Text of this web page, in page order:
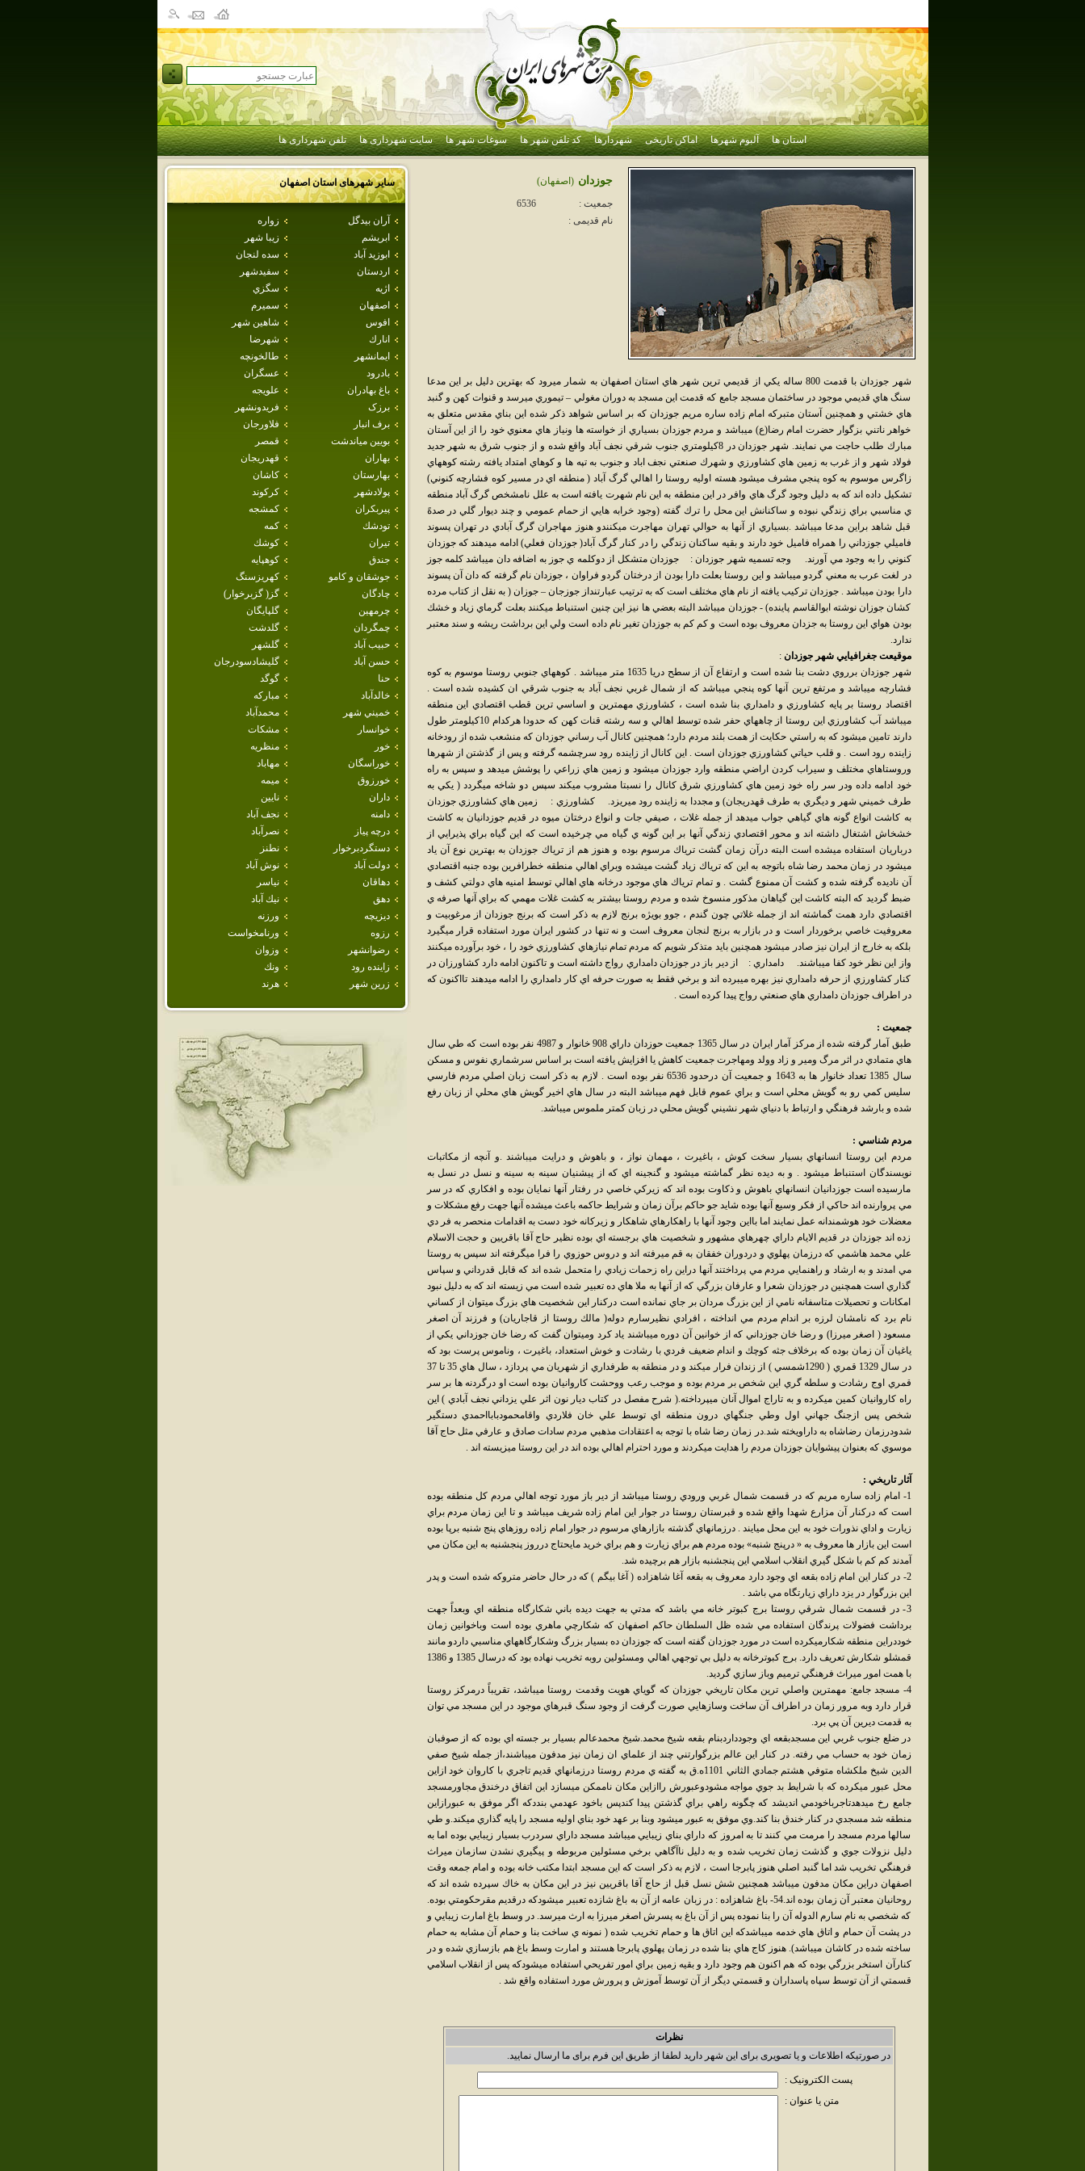
استان ها آلبوم شهرها اماکن تاریخی شهردارها کد تلفن شهر ها سوغات شهر ها سایت شهرداری ها تلفن شهرداری ها
سایر شهرهای استاناصفهان
آران بيدگل
زواره
ابريشم
زيبا شهر
ابوزيد آباد
سده لنجان
اردستان
سفيدشهر
اژيه
سگزي
اصفهان
سميرم
افوس
شاهين شهر
انارك
شهرضا
ايمانشهر
طالخونچه
بادرود
عسگران
باغ بهادران
علويجه
برزک
فريدونشهر
برف انبار
فلاورجان
بويين مياندشت
قمصر
بهاران
قهدريجان
بهارستان
كاشان
پولادشهر
كركوند
پيربكران
كمشجه
تودشك
كمه
تيران
كوشك
جندق
كوهپايه
جوشقان و كامو
كهريزسنگ
چادگان
گز( گزبرخوار)
چرمهين
گلپايگان
چمگردان
گلدشت
حبيب آباد
گلشهر
حسن آباد
گليشادسودرجان
حنا
گوگد
خالدآباد
مباركه
خميني شهر
محمدآباد
خوانسار
مشكات
خور
منظريه
خوراسگان
مهاباد
خورزوق
ميمه
داران
نايين
دامنه
نجف آباد
درچه پياز
نصرآباد
دستگردبرخوار
نطنز
دولت آباد
نوش آباد
دهاقان
نياسر
دهق
نيك آباد
ديزيچه
ورزنه
رزوه
ورنامخواست
رضوانشهر
وزوان
زاينده رود
ونك
زرين شهر
هرند
جوزدان (اصفهان)
جمعیت :
6536
نام قدیمی :
شهر جوزدان با قدمت 800 ساله يكي از قديمي ترين شهر هاي استان اصفهان به شمار ميرود كه بهترين دليل بر اين مدعا
سنگ هاي قديمي موجود در ساختمان مسجد جامع كه قدمت اين مسجد به دوران مغولي – تيموري ميرسد و قنوات كهن و گنبد
هاي خشتي و همچنين آستان متبركه امام زاده ساره مريم جوزدان كه بر اساس شواهد ذكر شده اين بناي مقدس متعلق به
خواهر ناتني بزگوار حضرت امام رضا(ع) ميباشد و مردم جوزدان بسياري از خواسته ها ونياز هاي معنوي خود را از اين آستان
مبارك طلب حاجت مي نمايند. شهر جوزدان در 8كيلومتري جنوب شرقي نجف آباد واقع شده و از جنوب شرق به شهر جديد
فولاد شهر و از غرب به زمين هاي كشاورزي و شهرك صنعتي نجف اباد و جنوب به تپه ها و كوهاي امتداد يافته رشته كوههاي
زاگرس موسوم به كوه پنجي مشرف ميشود هسته اوليه روستا را اهالي گرگ آباد ( منطقه اي در مسير كوه فشارچه كنوني)
تشكيل داده اند كه به دليل وجود گرگ هاي وافر در اين منطقه به اين نام شهرت يافته است به علل نامشخص گرگ آباد منطقه
ي مناسبي براي زندگي نبوده و ساكنانش اين محل را ترك گفته (وجود خرابه هايي از حمام عمومي و چند ديوار گلي در صدهً
قبل شاهد براين مدعا ميباشد .بسياري از آنها به حوالي تهران مهاجرت ميكنندو هنوز مهاجران گرگ آبادي در تهران پسوند
فاميلي جوزداني را همراه فاميل خود دارند و بقيه ساكنان زندگي را در كنار گرگ آباد( جوزدان فعلي) ادامه ميدهند كه جوزدان
كنوني را به وجود مي آورند. وجه تسميه شهر جوزدان : جوزدان متشكل از دوكلمه ي جوز به اضافه دان ميباشد كلمه جوز
در لغت عرب به معني گردو ميباشد و اين روستا بعلت دارا بودن از درختان گردو فراوان ، جوزدان نام گرفته كه دان آن پسوند
دارا بودن ميباشد . جوزدان تركيب يافته از نام هاي مختلف است كه به ترتيب عبارتنداز جوزجان – جوزان ( به نقل از كتاب مرده
كشان جوزان نوشته ابوالقاسم پاينده) - جوزدان ميباشد البته بعضي ها نيز اين چنين استنباط ميكنند بعلت گرماي زياد و خشك
بودن هواي اين روستا به جزدان معروف بوده است و كم كم به جوزدان تغير نام داده است ولي اين برداشت ريشه و سند معتبر
ندارد.
موقيعت جغرافيايي شهر جوزدان:
شهر جوزدان برروي دشت بنا شده است و ارتفاع آن از سطح دريا 1635 متر ميباشد . كوههاي جنوبي روستا موسوم به كوه
فشارچه ميباشد و مرتفع ترين آنها كوه پنجي ميباشد كه از شمال غربي نجف آباد به جنوب شرقي ان كشيده شده است .
اقتصاد روستا بر پايه كشاورزي و دامداري بنا شده است ، كشاورزي مهمترين و اساسي ترين قطب اقتصادي اين منطقه
ميباشد آب كشاورزي اين روستا از چاههاي حفر شده توسط اهالي و سه رشته قنات كهن كه حدودا هركدام 10كيلومتر طول
دارند تامين ميشود كه به راستي حكايت از همت بلند مردم دارد؛ همچنين كانال آب رساني جوزدان كه منشعب شده از رودخانه
زاينده رود است . و قلب حياتي كشاورزي جوزدان است . اين كانال از زاينده رود سرچشمه گرفته و پس از گذشتن از شهرها
وروستاهاي مختلف و سيراب كردن اراضي منطقه وارد جوزدان ميشود و زمين هاي زراعي را پوشش ميدهد و سپس به راه
خود ادامه داده ودر سر راه خود زمين هاي كشاورزي شرق كانال را نسبتا مشروب ميكند سپس دو شاخه ميگردد ( يكي به
طرف خميني شهر و ديگري به طرف قهدريجان) و مجددا به زاينده رود ميريزد. كشاورزي : زمين هاي كشاورزي جوزدان
به كاشت انواع گونه هاي گياهي جواب ميدهد از جمله غلات ، صيفي جات و انواع درختان ميوه در قديم جوزدانيان به كاشت
خشخاش اشتغال داشته اند و محور اقتصادي زندگي آنها بر اين گونه ي گياه مي چرخيده است كه اين گياه براي پذيرايي از
درباريان استفاده ميشده است البته درآن زمان گشت ترياك مرسوم بوده و هنوز هم از ترياك جوزدان به بهترين نوع آن ياد
ميشود در زمان محمد رضا شاه باتوجه به اين كه ترياك زياد گشت ميشده وبراي اهالي منطقه خطرافرين بوده جنبه اقتصادي
آن ناديده گرفته شده و كشت آن ممنوع گشت . و تمام ترياك هاي موجود درخانه هاي اهالي توسط امنيه هاي دولتي كشف و
ضبط گرديد كه البته كاشت اين گياهان مذكور منسوخ شده و مردم روستا بيشتر به كشت غلات مهمي كه براي آنها صرفه ي
اقتصادي دارد همت گماشته اند از جمله غلاتي چون گندم ، جوو بويژه برنج لازم به ذكر است كه برنج جوزدان از مرغوبيت و
معروفيت خاصي برخوردار است و در بازار به برنج لنجان معروف است و نه تنها در كشور ايران مورد استفاده قرار ميگيرد
بلكه به خارج از ايران نيز صادر ميشود همچنين بايد متذكر شويم كه مردم تمام نيازهاي كشاورزي خود را ، خود برآورده ميكنند
واز اين نظر خود كفا ميباشند. دامداري : از دير باز در جوزدان دامداري رواج داشته است و تاكنون ادامه دارد كشاورزان در
كنار كشاورزي از حرفه دامداري نيز بهره ميبرده اند و برخي فقط به صورت حرفه اي كار دامداري را ادامه ميدهند تااكنون كه
در اطراف جوزدان دامداري هاي صنعتي رواج پيدا كرده است .
جمعيت :
طبق آمار گرفته شده از مركز آمار ايران در سال 1365 جمعيت حوزدان داراي 908 خانوار و 4987 نفر بوده است كه طي سال
هاي متمادي در اثر مرگ ومير و زاد وولد ومهاجرت جمعيت كاهش يا افزايش يافته است بر اساس سرشماري نفوس و مسكن
سال 1385 تعداد خانوار ها به 1643 و جمعيت آن درحدود 6536 نفر بوده است . لازم به ذكر است زبان اصلي مردم فارسي
سليس كمي رو به گويش محلي است و براي عموم قابل فهم ميباشد البته در سال هاي اخير گويش هاي محلي از زبان رفع
شده و بارشد فرهنگي و ارتباط با دنياي شهر نشيني گويش محلي در زبان كمتر ملموس ميباشد.
مردم شناسي :
مردم اين روستا انسانهاي بسيار سخت كوش ، باغيرت ، مهمان نواز ، و باهوش و درايت ميباشند .و آنچه از مكاتبات
نويسندگان استنباط ميشود . و به ديده نظر گماشته ميشود و گنجينه اي كه از پيشنيان سينه به سينه و نسل در نسل به
مارسيده است جوزدانيان انسانهاي باهوش و ذكاوت بوده اند كه زيركي خاصي در رفتار آنها نمايان بوده و افكاري كه در سر
مي پروارنده اند حاكي از فكر وسيع آنها بوده شايد جو حاكم برآن زمان و شرايط حاكمه باعث ميشده آنها جهت رفع مشكلات و
معضلات خود هوشمندانه عمل نمايند اما بااين وجود آنها با راهكارهاي شاهكار و زيركانه خود دست به اقدامات منحصر به فر دي
زده اند جوزدان در قديم الايام داراي چهرهاي مشهور و شخصيت هاي برجسته اي بوده نظير حاج آقا باقريين و حجت الاسلام
علي محمد هاشمي كه درزمان پهلوي و دردوران خفقان به قم ميرفته اند و دروس حوزوي را فرا ميگرفته اند سپس به روستا
مي امدند و به ارشاد و راهنمايي مردم مي پرداختند آنها دراين راه زحمات زيادي را متحمل شده اند كه قابل قدرداني و سپاس
گذاري است همچنين در جوزدان شعرا و عارفان بزرگي كه از آنها به ملا هاي ده تعبير شده است مي زيسته اند كه به دليل نبود
امكانات و تحصيلات متاسفانه نامي از اين بزرگ مردان بر جاي نمانده است دركنار اين شخصيت هاي بزرگ ميتوان از كساني
نام برد كه نامشان لرزه بر اندام مردم مي انداخته ، افرادي نظيرسارم دوله( مالك روستا از قاجاريان) و فرزند آن اصغر
مسعود ( اصغر ميرزا) و رضا خان جوزداني كه از خوانين آن دوره ميباشند ياد كرد وميتوان گفت كه رضا خان جوزداني يكي از
ياغيان آن زمان بوده كه برخلاف جثه كوچك و اندام ضعيف فردي با رشادت و خوش استعداد، باغيرت ، وناموس پرست بود كه
در سال 1329 قمري ( 1290شمسي ) از زندان فرار ميكند و در منطقه به طرفداري از شهريان مي پردازد ، سال هاي 35 تا 37
قمري اوج رشادت و سلطه گري اين شخص بر مردم بوده و موجب رعب ووحشت كاروانيان بوده است او درگردنه ها بر سر
راه كاروانيان كمين ميكرده و به تاراج اموال آنان ميپرداخته.( شرح مفصل در كتاب ديار نون اثر علي يزداني نجف آبادي ) اين
شخص پس ازجنگ جهاني اول وطي جنگهاي درون منطقه اي توسط علي خان فلاردي واقامحمودبابااحمدي دستگير
شدودرزمان رضاشاه به داراويخته شد.در زمان رضا شاه با توجه به اعتقادات مذهبي مردم سادات صادق و عارفي مثل حاج آقا
موسوي كه بعنوان پيشوايان جوزدان مردم را هدايت ميكردند و مورد احترام اهالي بوده اند در اين روستا ميزيسته اند .
آثار تاريخي :
1- امام زاده ساره مريم كه در قسمت شمال غربي ورودي روستا ميباشد از دير باز مورد توجه اهالي مردم كل منطقه بوده
است كه دركنار آن مزارع شهدا واقع شده و قبرستان روستا در جوار اين امام زاده شريف ميباشد و تا اين زمان مردم براي
زيارت و اداي نذورات خود به اين محل ميايند . درزمانهاي گذشته بازارهاي مرسوم در جوار امام زاده روزهاي پنج شنبه برپا بوده
است اين بازار ها معروف به « درپنج شنبه» بوده مردم هم براي زيارت و هم براي خريد مايحتاج درروز پنجشنبه به اين مكان مي
آمدند كم كم با شكل گيري انقلاب اسلامي اين پنجشنبه بازار هم برچيده شد.
2- در كنار اين امام زاده بقعه اي وجود دارد معروف به بقعه آغا شاهزاده ( آغا بيگم ) كه در حال حاضر متروكه شده است و پدر
اين بزرگوار در يزد داراي زيارتگاه مي باشد .
3- در قسمت شمال شرقي روستا برج كبوتر خانه مي باشد كه مدتي به جهت ديده باني شكارگاه منطقه اي وبعداً جهت
برداشت فضولات پرندگان استفاده مي شده ظل السلطان حاكم اصفهان كه شكارچي ماهري بوده است وباخوانين زمان
خوددراين منطقه شكارميكرده است در مورد جوزدان گفته است كه جوزدان ده بسيار بزرگ وشكارگاههاي مناسبي داردو مانند
قمشلو شكارش تعريف دارد. برج كبوترخانه به دليل بي توجهي اهالي ومسئولين روبه تخريب نهاده بود كه درسال 1385 و 1386
با همت امور ميراث فرهنگي ترميم وباز سازي گرديد.
4- مسجد جامع: مهمترين واصلي ترين مكان تاريخي جوزدان كه گوياي هويت وقدمت روستا ميباشد، تقريباً درمركز روستا
قرار دارد وبه مرور زمان در اطراف آن ساخت وسازهايي صورت گرفت از وجود سنگ قبرهاي موجود در اين مسجد مي توان
به قدمت ديرين آن پي برد.
در ضلع جنوب غربي اين مسجدبقعه اي وجودداردبنام بقعه شيخ محمد.شيخ محمدعالم بسيار بر جسته اي بوده كه از صوفبان
زمان خود به حساب مي رفته. در كنار اين عالم بزرگوارتني چند از علماي ان زمان نيز مدفون ميباشند،از جمله شيخ صفي
الدين شيخ ملكشاه متوفي هشتم جمادي الثاني 1101ه.ق به گفته ي مردم روستا درزمانهاي قديم تاجري با كاروان خود ازاين
محل عبور ميكرده كه با شرايط بد جوي مواجه مشودوعبورش راازاين مكان ناممكن ميسازد اين اتفاق درخندق مجاورمسجد
جامع رخ ميدهدتاجرباخودمي انديشد كه چگونه راهي براي گذشتن پيدا كندپس باخود عهدمي بنددكه اگر موفق به عبورازاين
منطقه شد مسجدي در كنار خندق بنا كند.وي موفق به عبور ميشود وبنا بر عهد خود بناي اوليه مسجد را پايه گذاري ميكند.و طي
سالها مردم مسجد را مرمت مي كنند تا به امروز كه داراي بناي زيبايي ميباشد مسجد داراي سردرب بسيار زيبايي بوده اما به
دليل نزولات جوي و گذشت زمان تخريب شده و به دليل ناآگاهي برخي مسئولين مربوطه و پيگيري نشدن سازمان ميراث
فرهنگي تخريب شد اما گنبد اصلي هنوز پابرجا است ، لازم به ذكر است كه اين مسجد ابتدا مكتب خانه بوده و امام جمعه وقت
اصفهان دراين مكان مدفون ميباشد همچنين شش نسل قبل از حاج آقا باقريين نيز در اين مكان به خاك سپرده شده اند كه
روحانيان معتبر آن زمان بوده اند.54- باغ شاهزاده : در زبان عامه از آن به باغ شازده تعبير ميشودكه درقديم مقرحكومتي بوده.
كه شخصي به نام سارم الدوله آن را بنا نموده پس از آن باغ به پسرش اصغر ميرزا به ارث ميرسد. در وسط باغ امارت زيبايي و
در پشت آن حمام و اتاق هاي خدمه ميباشدكه اين اتاق ها و حمام تخريب شده ( نمونه ي ساخت بنا و حمام آن مشابه به حمام
ساخته شده در كاشان ميباشد). هنوز كاج هاي بنا شده در زمان پهلوي پابرجا هستند و امارت وسط باغ هم بازسازي شده و در
كنارآن استخر بزرگي بوده كه هم اكنون هم وجود دارد و بقيه زمين براي امور تفريحي استفاده ميشودكه پس از انقلاب اسلامي
قسمتي از آن توسط سپاه پاسداران و قسمتي ديگر از آن توسط آموزش و پرورش مورد استفاده واقع شد .
نظرات
در صورتیکه اطلاعات و یا تصویری برای این شهر دارید لطفا از طریق این فرم برای ما ارسال نمایید.
پست الکترونیک :
متن یا عنوان :